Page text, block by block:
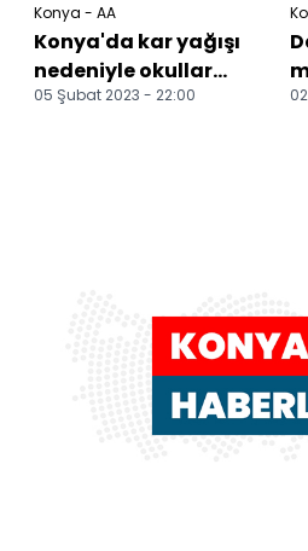
Konya - AA
Konya'da kar yağışı
nedeniyle okullar
yarın tatil edildi
05 Şubat 2023 - 22:00